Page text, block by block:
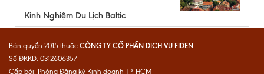
Kinh Nghiệm Du Lịch Baltic
Bản quyền 2015 thuộc CÔNG TY CỔ PHẦN DỊCH VỤ FIDEN
Số ĐKKD: 0312606357
Cấp bởi: Phòng Đăng ký Kinh doanh TP. HCM